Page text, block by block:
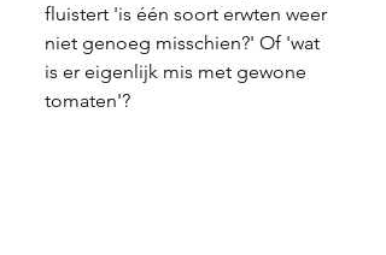
fluistert 'is één soort erwten weer
niet genoeg misschien?' Of 'wat
is er eigenlijk mis met gewone
tomaten'?